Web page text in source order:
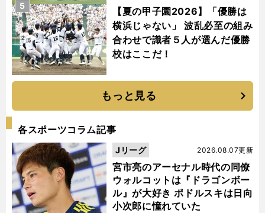
【夏の甲子園2026】「優勝は
横浜じゃない」 波乱必至の組み
合わせで識者５人が選んだ優勝
校はここだ！
5
もっと見る
各スポーツコラム記事
宮市亮のアーセナル時代の同僚
ウォルコットは『ドラゴンボー
ル』が大好き ポドルスキは日向
小次郎に憧れていた
2026.08.07更新
Jリーグ